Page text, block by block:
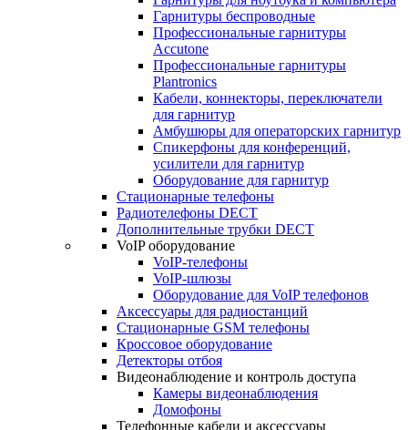
Гарнитуры беспроводные
Профессиональные гарнитуры
Accutone
Профессиональные гарнитуры
Plantronics
Кабели, коннекторы, переключатели
для гарнитур
Амбушюры для операторских гарнитур
Cпикерфоны для конференций,
усилители для гарнитур
Оборудование для гарнитур
Стационарные телефоны
Радиотелефоны DECT
Дополнительные трубки DECT
VoIP оборудование
VoIP-телефоны
VoIP-шлюзы
Оборудование для VoIP телефонов
Аксессуары для радиостанций
Стационарные GSM телефоны
Кроссовое оборудование
Детекторы отбоя
Видеонаблюдение и контроль доступа
Камеры видеонаблюдения
Домофоны
Телефонные кабели и аксессуары